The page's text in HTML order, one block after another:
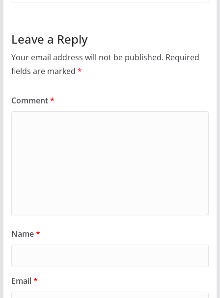
Leave a Reply
Your email address will not be published. Required
fields are marked *
Comment*
Name*
Email*